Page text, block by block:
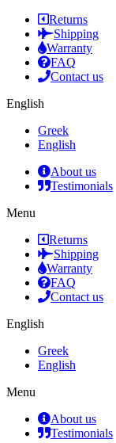
Returns
Shipping
Warranty
FAQ
Contact us
English
Greek
English
About us
Testimonials
Menu
Returns
Shipping
Warranty
FAQ
Contact us
English
Greek
English
Menu
About us
Testimonials